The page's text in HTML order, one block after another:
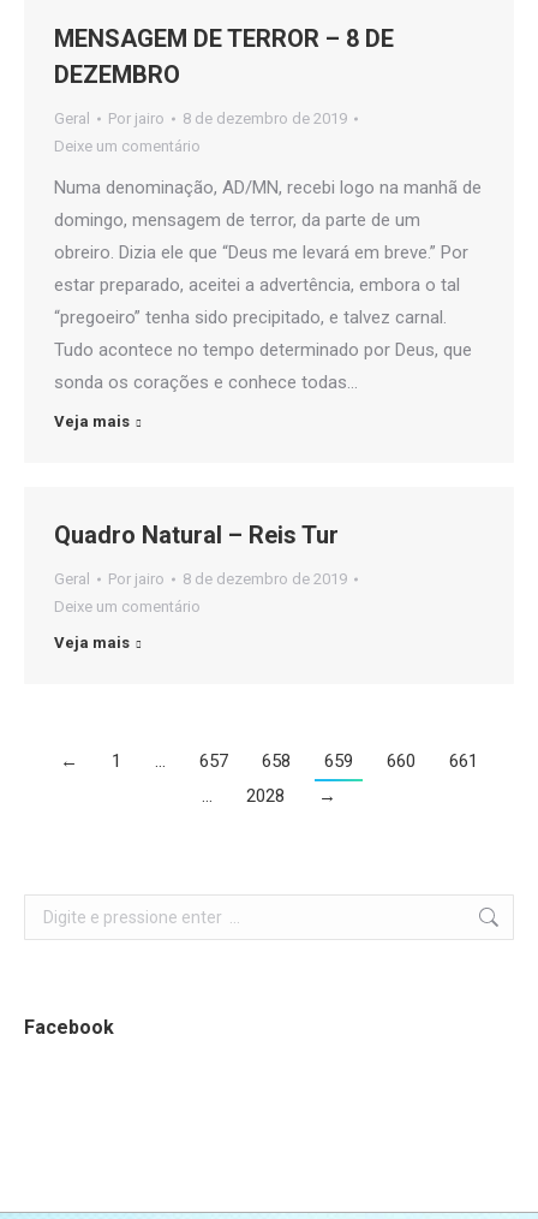
MENSAGEM DE TERROR – 8 DE
DEZEMBRO
Geral Por jairo
8 de dezembro de 2019
Deixe um comentário
Numa denominação, AD/MN, recebi logo na manhã de
domingo, mensagem de terror, da parte de um
obreiro. Dizia ele que “Deus me levará em breve.” Por
estar preparado, aceitei a advertência, embora o tal
“pregoeiro” tenha sido precipitado, e talvez carnal.
Tudo acontece no tempo determinado por Deus, que
sonda os corações e conhece todas…
Veja mais
Quadro Natural – Reis Tur
Geral Por jairo
8 de dezembro de 2019
Deixe um comentário
Veja mais
← 1 … 657 658 659 660
661
…
2028 →
Search:
Facebook